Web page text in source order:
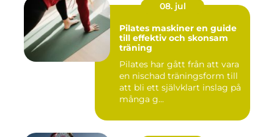
08. jul
Pilates maskiner en guide
till effektiv och skonsam
träning
Pilates har gått från att vara
en nischad träningsform till
att bli ett självklart inslag på
många g...